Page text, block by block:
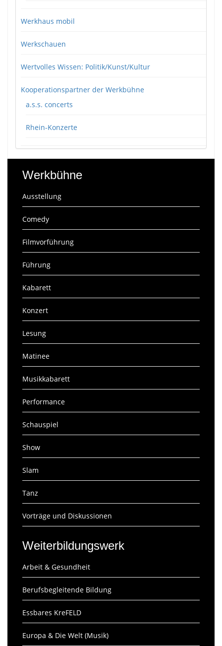
Werkhaus mobil
Werkschauen
Wertvolles Wissen: Politik/Kunst/Kultur
Kooperationspartner der Werkbühne
a.s.s. concerts
Rhein-Konzerte
Werkbühne
Ausstellung
Comedy
Filmvorführung
Führung
Kabarett
Konzert
Lesung
Matinee
Musikkabarett
Performance
Schauspiel
Show
Slam
Tanz
Vorträge und Diskussionen
Weiterbildungswerk
Arbeit & Gesundheit
Berufsbegleitende Bildung
Essbares KreFELD
Europa & Die Welt (Musik)